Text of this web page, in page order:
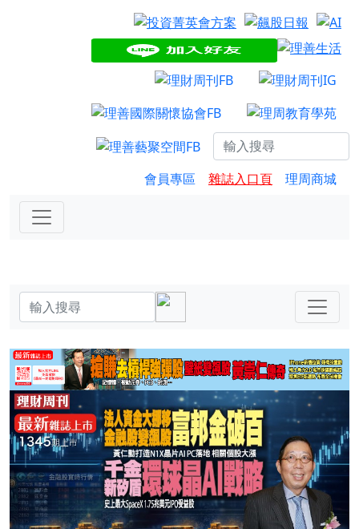
會員專區 雜誌入口頁 理周商城